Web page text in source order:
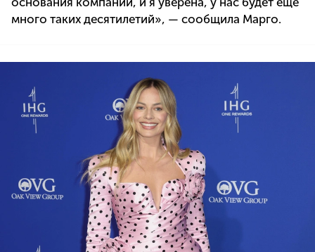
много таких десятилетий», — сообщила Марго.